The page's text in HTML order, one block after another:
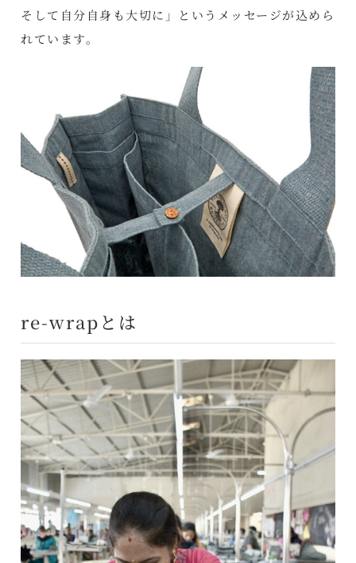
そして自分自身も大切に」というメッセージが込めら
れています。
re-wrapとは